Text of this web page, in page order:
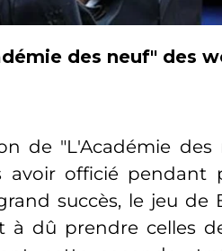
des neuf" des
de "L'Académie des
avoir officié pendant
succès, le jeu de
à dû prendre celles